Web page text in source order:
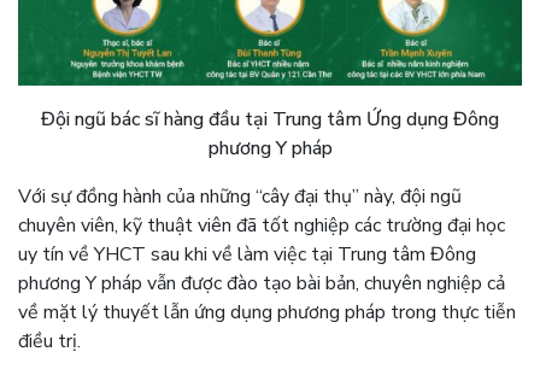
Đội ngũ bác sĩ hàng đầu tại Trung tâm Ứng dụng Đông
phương Y pháp
Với sự đồng hành của những “cây đại thụ” này, đội ngũ
chuyên viên, kỹ thuật viên đã tốt nghiệp các trường đại học
uy tín về YHCT sau khi về làm việc tại Trung tâm Đông
phương Y pháp vẫn được đào tạo bài bản, chuyên nghiệp cả
về mặt lý thuyết lẫn ứng dụng phương pháp trong thực tiễn
điều trị.